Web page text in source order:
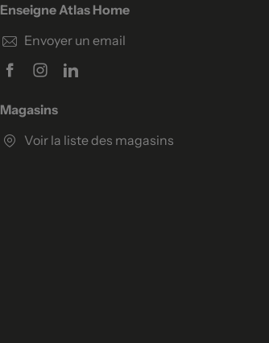
Enseigne Atlas Home
Envoyer un email
Magasins
Voir la liste des magasins